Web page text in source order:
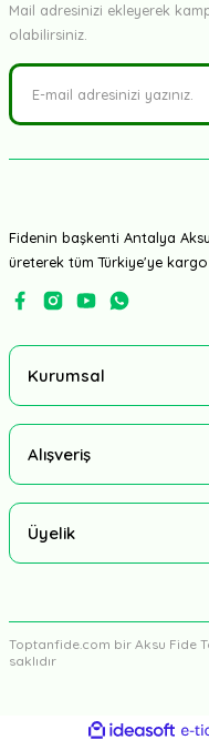
Mail adresinizi ekleyerek
olabilirsiniz.
Fidenin başkenti Antalya
üreterek tüm Türkiye'ye
Kurumsal
Alışveriş
Üyelik
Toptanfide.com bir Aksu Fide
saklıdır